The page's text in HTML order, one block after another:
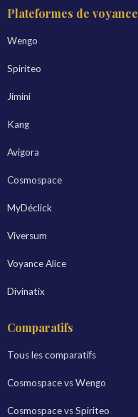
Plateformes de voyance
Wengo
Spiriteo
Jimini
Kang
Avigora
Cosmospace
MyDéclick
Viversum
Voyance Alice
Divinatix
Comparatifs
Tous les comparatifs
Cosmospace vs Wengo
Cosmospace vs Spiriteo